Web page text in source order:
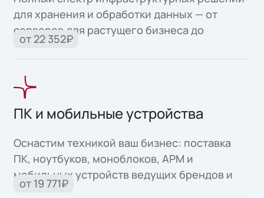
для хранения и обработки данных — от
серверов для растущего бизнеса до
высоконадежных систем для критически
важных задач.
от 22 352₽
ПК и мобильные устройства
Оснастим техникой ваш бизнес: поставка
ПК, ноутбуков, моноблоков, АРМ и
мобильных устройств ведущих брендов и
собственного производства.
от 19 771₽